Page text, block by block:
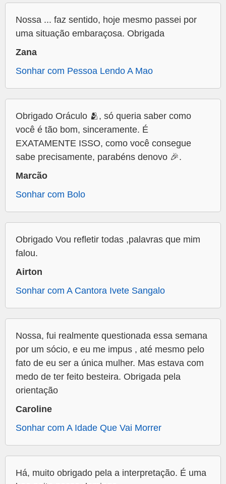
Nossa ... faz sentido, hoje mesmo passei por
uma situação embaraçosa. Obrigada
Zana
Sonhar com Pessoa Lendo A Mao
Obrigado Oráculo 🫂, só queria saber como
você é tão bom, sinceramente. É
EXATAMENTE ISSO, como você consegue
sabe precisamente, parabéns denovo 🎉.
Marcão
Sonhar com Bolo
Obrigado Vou refletir todas ,palavras que mim
falou.
Airton
Sonhar com A Cantora Ivete Sangalo
Nossa, fui realmente questionada essa semana
por um sócio, e eu me impus , até mesmo pelo
fato de eu ser a única mulher. Mas estava com
medo de ter feito besteira. Obrigada pela
orientação
Caroline
Sonhar com A Idade Que Vai Morrer
Há, muito obrigado pela a interpretação. É uma